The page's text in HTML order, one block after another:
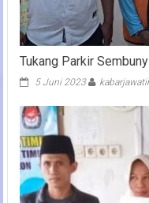
Tukang Parkir
5 Juni 2023